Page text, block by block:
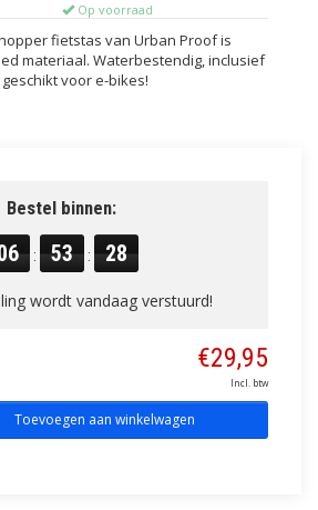
Op voorraad
fietstas van Urban Proof is
materiaal. Waterbestendig, inclusief
voor e-bikes!
Bestel binnen:
: 53 : 28
wordt vandaag verstuurd!
€29,95
Incl. btw
Toevoegen aan winkelwagen